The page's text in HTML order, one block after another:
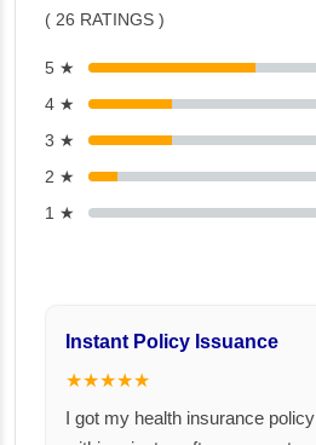
( 26 RATINGS )
5 ★
4 ★
3 ★
2 ★
1 ★
Instant Policy Issuance
★★★★★
I got my health insurance policy